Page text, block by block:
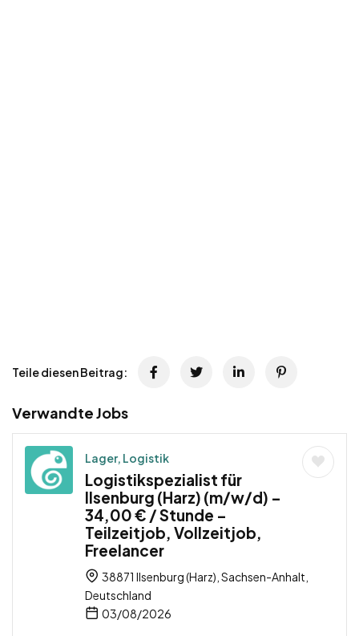
Teile diesen Beitrag:
Verwandte Jobs
Lager, Logistik
Logistikspezialist für
Ilsenburg (Harz) (m/w/d) –
34,00 € / Stunde –
Teilzeitjob, Vollzeitjob,
Freelancer
38871 Ilsenburg (Harz), Sachsen-Anhalt,
Deutschland
03/08/2026